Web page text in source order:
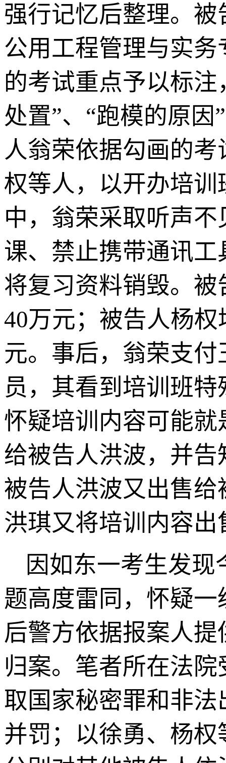
强行记忆后整理。
公用工程管理与实
的考试重点予以标
处置”、“跑模的原
人翁荣依据勾画的
权等人，以开办培
中，翁荣采取听声
课、禁止携带通讯
将复习资料销毁。
40万元；被告人杨
元。事后，翁荣支
员，其看到培训班
怀疑培训内容可能
给被告人洪波，并
被告人洪波又出售
洪琪又将培训内容
因如东一考生发
题高度雷同，怀疑
后警方依据报案人
归案。笔者所在法
取国家秘密罪和非
并罚；以徐勇、杨